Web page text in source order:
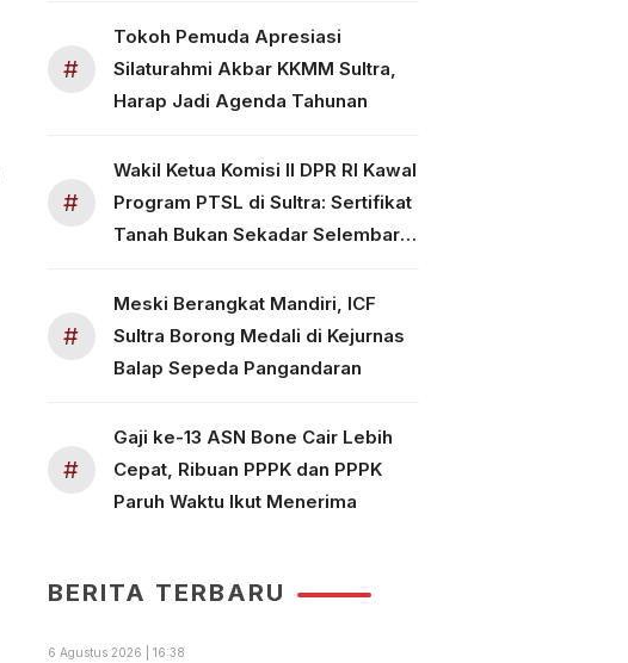
#
Tokoh Pemuda Apresiasi
Silaturahmi Akbar KKMM Sultra,
Harap Jadi Agenda Tahunan
#
Wakil Ketua Komisi II DPR RI Kawal
Program PTSL di Sultra: Sertifikat
Tanah Bukan Sekadar Selembar
#
Meski Berangkat Mandiri, ICF
Sultra Borong Medali di Kejurnas
Balap Sepeda Pangandaran
#
Gaji ke-13 ASN Bone Cair Lebih
Cepat, Ribuan PPPK dan PPPK
Paruh Waktu Ikut Menerima
BERITA TERBARU
6 Agustus 2026 | 16:38